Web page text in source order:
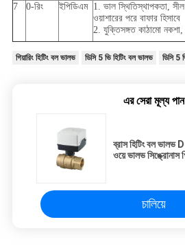
7
0-রিং ইপিডিএম
1. ভাল স্থিতিস্থাপকতা,
ওয়াশারের পরে বাফার হিসাবে
2. যুক্তিসঙ্গত কাঠামো নকশা,
গিয়ারিং হিটিং বল ভালভ ডিসি 5 ভি হিটিং বল ভালভ ডিসি 5
এর সেরা মূল্য পান
ব্রাস হিটিং বল ভালভ
ওয়ে ভালভ সিঙ্ক্রোনাস
চালিয়ে